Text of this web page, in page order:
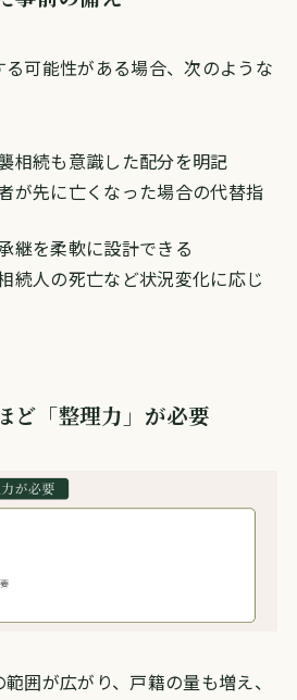
可能性がある場合、次のような
相続も意識した配分を明記
が先に亡くなった場合の代替指
継を柔軟に設計できる
続人の死亡など状況変化に応じ
ど「整理力」が必要
囲が広がり、戸籍の量も増え、